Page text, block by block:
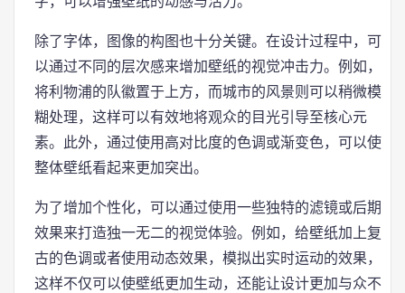
除了字体，图像的构图也十分关键。在设计过程中，可
以通过不同的层次感来增加壁纸的视觉冲击力。例如，
将利物浦的队徽置于上方，而城市的风景则可以稍微模
糊处理，这样可以有效地将观众的目光引导至核心元
素。此外，通过使用高对比度的色调或渐变色，可以使
整体壁纸看起来更加突出。
为了增加个性化，可以通过使用一些独特的滤镜或后期
效果来打造独一无二的视觉体验。例如，给壁纸加上复
古的色调或者使用动态效果，模拟出实时运动的效果，
这样不仅可以使壁纸更加生动，还能让设计更加与众不